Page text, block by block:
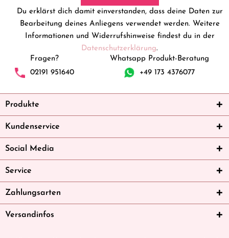
Du erklärst dich damit einverstanden, dass deine Daten zur
Bearbeitung deines Anliegens verwendet werden. Weitere
Informationen und Widerrufshinweise findest du in der
Datenschutzerklärung.
Fragen?
02191 951640
Whatsapp Produkt-Beratung
+49 173 4376077
Produkte
Kundenservice
Social Media
Service
Zahlungsarten
Versandinfos